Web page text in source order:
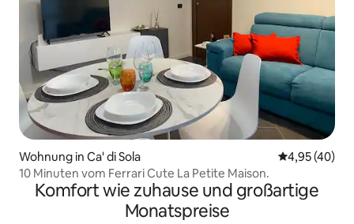
Wohnung in Ca' di Sola
4,95 (40)
10 Minuten vom Ferrari Cute La Petite Maison.
Komfort wie zuhause und großartige
Monatspreise